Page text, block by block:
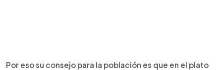
Por eso su consejo para la población es que en el plato